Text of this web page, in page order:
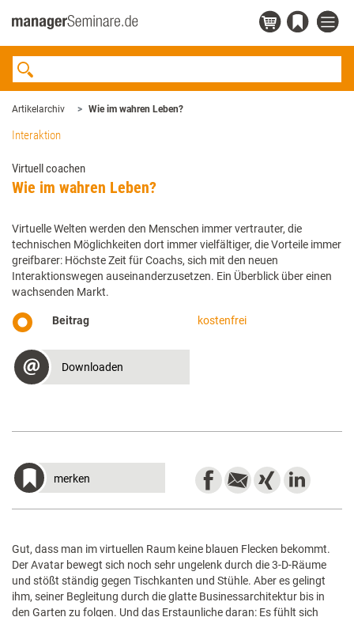
Artikelarchiv Wie im wahren Leben?
Interaktion
Virtuell coachen
Wie im wahren Leben?
Virtuelle Welten werden den Menschen immer vertrauter, die
technischen Möglichkeiten dort immer vielfältiger, die Vorteile immer
greifbarer: Höchste Zeit für Coachs, sich mit den neuen
Interaktionswegen auseinanderzusetzen. Ein Überblick über einen
wachsenden Markt.
Beitrag kostenfrei
Downloaden
merken
Gut, dass man im virtuellen Raum keine blauen Flecken bekommt.
Der Avatar bewegt sich noch sehr ungelenk durch die 3-D-Räume
und stößt ständig gegen Tischkanten und Stühle. Aber es gelingt
ihm, seiner Begleitung durch die glatte Businessarchitektur bis in
den Garten zu folgen. Und das Erstaunliche daran: Es fühlt sich